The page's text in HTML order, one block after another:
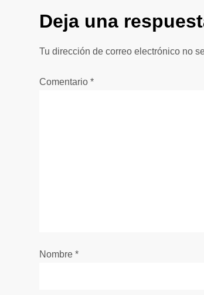
v
e
e
Deja una
Tu dirección de correo electrónico no
Comentario*
Nombre*